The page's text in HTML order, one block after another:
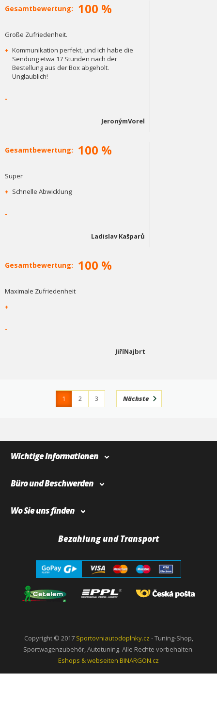
Gesamtbewertung: 100 %
Große Zufriedenheit.
+ Kommunikation perfekt, und ich habe die
Sendung etwa 17 Stunden nach der
Bestellung aus der Box abgeholt.
Unglaublich!
-
JeronýmVorel
Gesamtbewertung: 100 %
Super
+ Schnelle Abwicklung
-
Ladislav Kašparů
Gesamtbewertung: 100 %
Maximale Zufriedenheit
+
-
JiříNajbrt
1 2
3
Nächste
Wichtige Informationen
Büro und Beschwerden
Wo Sie uns finden
Bezahlung und Transport
Copyright © 2017 Sportovniautodoplnky.cz - Tuning-Shop,
Sportwagenzubehör, Autotuning. Alle Rechte vorbehalten.
Eshops & webseiten BINARGON.cz